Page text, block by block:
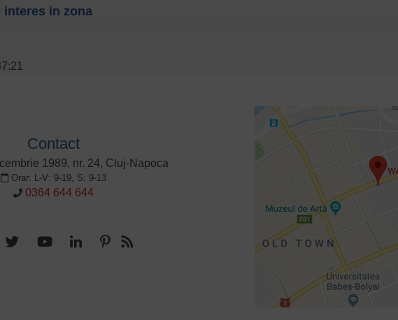
interes in zona
Contact
1989, nr. 24, Cluj-Napoca
Orar: L-V: 9-19, S: 9-13
0364 644 644